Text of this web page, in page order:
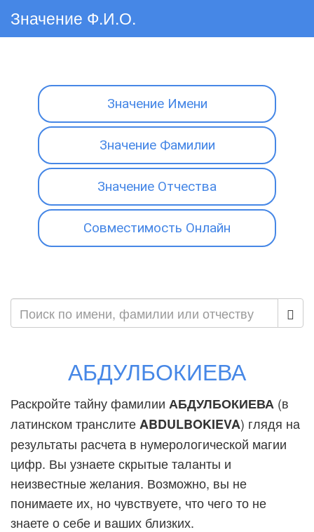
Значение Ф.И.О.
Значение Имени
Значение Фамилии
Значение Отчества
Совместимость Онлайн
АБДУЛБОКИЕВА
Раскройте тайну фамилии АБДУЛБОКИЕВА (в
латинском транслитеABDULBOKIEVA) глядя на
результаты расчета в нумерологической магии
цифр. Вы узнаете скрытые таланты и
неизвестные желания. Возможно, вы не
понимаете их, но чувствуете, что чего то не
знаете о себе и ваших близких.